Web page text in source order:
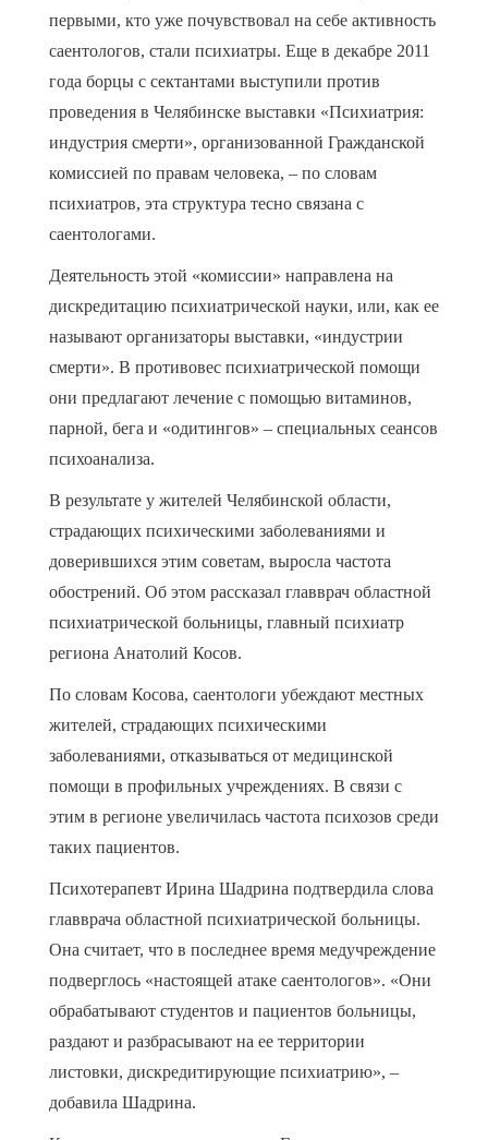
первыми, кто уже почувствовал на себе активность
саентологов, стали психиатры. Еще в декабре 2011
года борцы с сектантами выступили против
проведения в Челябинске выставки «Психиатрия:
индустрия смерти», организованной Гражданской
комиссией по правам человека, – по словам
психиатров, эта структура тесно связана с
саентологами.
Деятельность этой «комиссии» направлена на
дискредитацию психиатрической науки, или, как ее
называют организаторы выставки, «индустрии
смерти». В противовес психиатрической помощи
они предлагают лечение с помощью витаминов,
парной, бега и «одитингов» – специальных сеансов
психоанализа.
В результате у жителей Челябинской области,
страдающих психическими заболеваниями и
доверившихся этим советам, выросла частота
обострений. Об этом рассказал главврач областной
психиатрической больницы, главный психиатр
региона Анатолий Косов.
По словам Косова, саентологи убеждают местных
жителей, страдающих психическими
заболеваниями, отказываться от медицинской
помощи в профильных учреждениях. В связи с
этим в регионе увеличилась частота психозов среди
таких пациентов.
Психотерапевт Ирина Шадрина подтвердила слова
главврача областной психиатрической больницы.
Она считает, что в последнее время медучреждение
подверглось «настоящей атаке саентологов». «Они
обрабатывают студентов и пациентов больницы,
раздают и разбрасывают на ее территории
листовки, дискредитирующие психиатрию», –
добавила Шадрина.